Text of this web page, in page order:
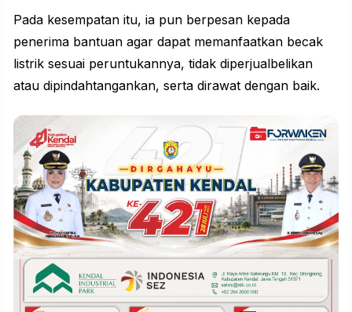
Pada kesempatan itu, ia pun berpesan kepada
penerima bantuan agar dapat memanfaatkan becak
listrik sesuai peruntukannya, tidak diperjualbelikan
atau dipindahtangankan, serta dirawat dengan baik.